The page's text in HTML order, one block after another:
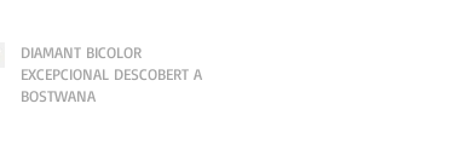
DIAMANT BICOLOR
EXCEPCIONAL DESCOBERT A
BOSTWANA